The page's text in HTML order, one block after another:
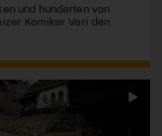
und hunderten von
Komiker Veri den